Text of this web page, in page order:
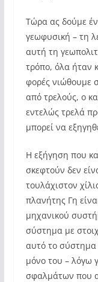
Τώρα ας δούμε
γεωφυσική – τη
αυτή τη
τρόπο, όλα ήταν
φορές νιώθουμε
από τρελούς, ο
εντελώς τρελά
μπορεί να
Η εξήγηση που
σκεφτούν δεν
τουλάχιστον
πλανήτης Γη
μηχανικού
σύστημα με
αυτό το σύστημα
μόνο του – λόγω
σφαλμάτων που